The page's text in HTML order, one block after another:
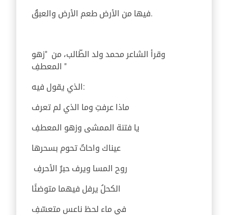
فيها من الأرض طعم الأرض والعبقُ.
وقرأ الشاعر محمد ولد الطّالب، من "زهو
المعطفِ "
الذي يقول فيه:
ماذا عرفتِ وما الذي لم تعرف
يا فتنة الممشى وزهو المعطفِ
عيناك واحاتٌ تحوم بسحرها
روح المسا ويرف حبرُ الأحرفِ
في ماء لحظ ناعس متعسّفِ